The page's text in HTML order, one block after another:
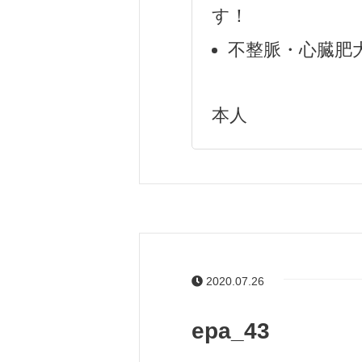
す！
不整脈・心臓肥
本人
2020.07.26
epa_43